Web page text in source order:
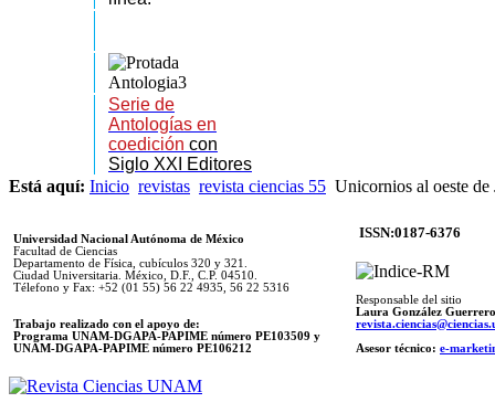
Serie de
Antologías en
coedición con
Siglo XXI Editores
Está aquí: Inicio revistas revista ciencias 55 Unicornios al oeste de
Universidad Nacional Autónoma de México
Facultad de Ciencias
Departamento de Física, cubículos 320 y 321.
Ciudad Universitaria. México, D.F., C.P. 04510.
Télefono y Fax: +52 (01 55) 56 22 4935, 56 22 5316
Trabajo realizado con el apoyo de:
Programa UNAM-DGAPA-PAPIME número PE103509 y
UNAM-DGAPA-PAPIME número PE106212
ISSN:0187-6376
Responsable del sitio
Laura González Guerrero
Asesor técnico: e-